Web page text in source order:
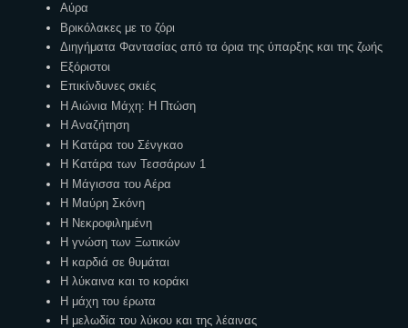
Αύρα
Βρικόλακες με το ζόρι
Διηγήματα Φαντασίας από τα όρια της ύπαρξης και της ζωής
Εξόριστοι
Επικίνδυνες σκιές
Η Αιώνια Μάχη: Η Πτώση
Η Αναζήτηση
Η Κατάρα του Σένγκαο
Η Κατάρα των Τεσσάρων 1
Η Μάγισσα του Αέρα
Η Μαύρη Σκόνη
Η Νεκροφιλημένη
Η γνώση των Ξωτικών
Η καρδιά σε θυμάται
Η λύκαινα και το κοράκι
Η μάχη του έρωτα
Η μελωδία του λύκου και της λέαινας